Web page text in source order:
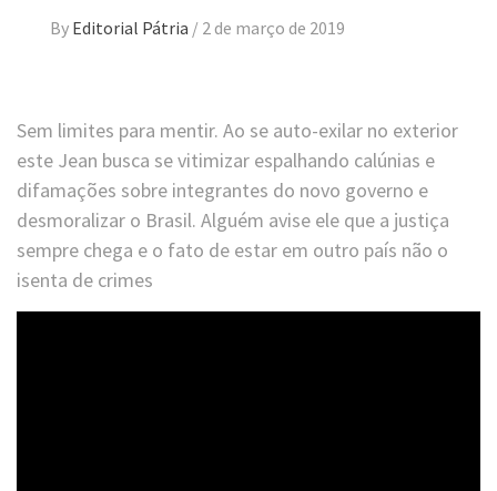
By Editorial Pátria / 2 de março de 2019
Sem limites para mentir. Ao se auto-exilar no exterior
este Jean busca se vitimizar espalhando calúnias e
difamações sobre integrantes do novo governo e
desmoralizar o Brasil. Alguém avise ele que a justiça
sempre chega e o fato de estar em outro país não o
isenta de crimes